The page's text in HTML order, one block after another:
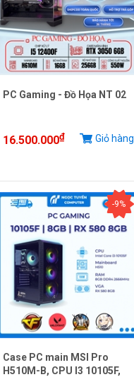
PC Gaming - Đồ Họa NT 02
16.500.000₫ Giỏ hàng
-9%
Case PC main MSI Pro
H510M-B, CPU I3 10105F,